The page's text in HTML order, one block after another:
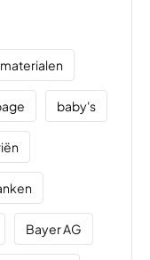
baby's
Bayer AG